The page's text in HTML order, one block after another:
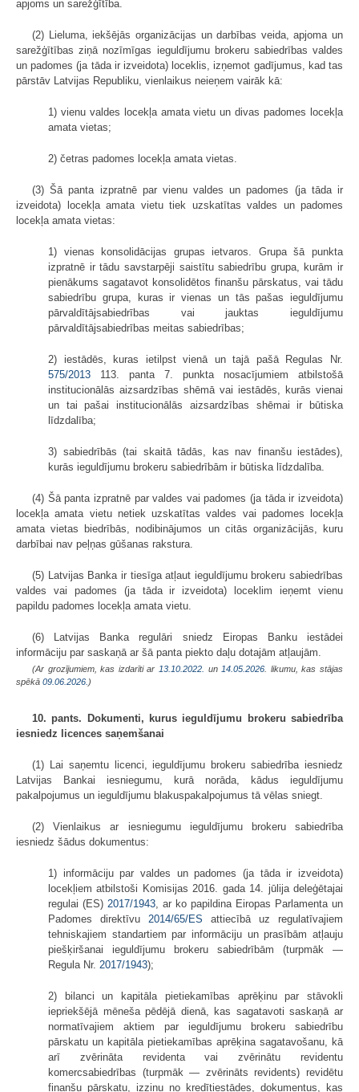
apjoms un sarežģītība.
(2) Lieluma, iekšējās organizācijas un darbības veida, apjoma un
sarežģītības ziņā nozīmīgas ieguldījumu brokeru sabiedrības valdes
un padomes (ja tāda ir izveidota) loceklis, izņemot gadījumus, kad tas
pārstāv Latvijas Republiku, vienlaikus neieņem vairāk kā:
1) vienu valdes locekļa amata vietu un divas padomes locekļa
amata vietas;
2) četras padomes locekļa amata vietas.
(3) Šā panta izpratnē par vienu valdes un padomes (ja tāda ir
izveidota) locekļa amata vietu tiek uzskatītas valdes un padomes
locekļa amata vietas:
1) vienas konsolidācijas grupas ietvaros. Grupa šā punkta
izpratnē ir tādu savstarpēji saistītu sabiedrību grupa, kurām ir
pienākums sagatavot konsolidētos finanšu pārskatus, vai tādu
sabiedrību grupa, kuras ir vienas un tās pašas ieguldījumu
pārvaldītājsabiedrības vai jauktas ieguldījumu
pārvaldītājsabiedrības meitas sabiedrības;
2) iestādēs, kuras ietilpst vienā un tajā pašā Regulas Nr.
575/2013 113. panta 7. punkta nosacījumiem atbilstošā
institucionālās aizsardzības shēmā vai iestādēs, kurās vienai
un tai pašai institucionālās aizsardzības shēmai ir būtiska
līdzdalība;
3) sabiedrībās (tai skaitā tādās, kas nav finanšu iestādes),
kurās ieguldījumu brokeru sabiedrībām ir būtiska līdzdalība.
(4) Šā panta izpratnē par valdes vai padomes (ja tāda ir izveidota)
locekļa amata vietu netiek uzskatītas valdes vai padomes locekļa
amata vietas biedrībās, nodibinājumos un citās organizācijās, kuru
darbībai nav peļņas gūšanas rakstura.
(5) Latvijas Banka ir tiesīga atļaut ieguldījumu brokeru sabiedrības
valdes vai padomes (ja tāda ir izveidota) loceklim ieņemt vienu
papildu padomes locekļa amata vietu.
(6) Latvijas Banka regulāri sniedz Eiropas Banku iestādei
informāciju par saskaņā ar šā panta piekto daļu dotajām atļaujām.
(Ar grozījumiem, kas izdarīti ar 13.10.2022. un 14.05.2026 . likumu, kas stājas
spēkā 09.06.2026. )
10. pants. Dokumenti, kurus ieguldījumu brokeru sabiedrība
iesniedz licences saņemšanai
(1) Lai saņemtu licenci, ieguldījumu brokeru sabiedrība iesniedz
Latvijas Bankai iesniegumu, kurā norāda, kādus ieguldījumu
pakalpojumus un ieguldījumu blakuspakalpojumus tā vēlas sniegt.
(2) Vienlaikus ar iesniegumu ieguldījumu brokeru sabiedrība
iesniedz šādus dokumentus:
1) informāciju par valdes un padomes (ja tāda ir izveidota)
locekļiem atbilstoši Komisijas 2016. gada 14. jūlija deleģētajai
regulai (ES) 2017/1943, ar ko papildina Eiropas Parlamenta un
Padomes direktīvu 2014/65/ES attiecībā uz regulatīvajiem
tehniskajiem standartiem par informāciju un prasībām atļauju
piešķiršanai ieguldījumu brokeru sabiedrībām (turpmāk —
Regula Nr. 2017/1943);
2) bilanci un kapitāla pietiekamības aprēķinu par stāvokli
iepriekšējā mēneša pēdējā dienā, kas sagatavoti saskaņā ar
normatīvajiem aktiem par ieguldījumu brokeru sabiedrību
pārskatu un kapitāla pietiekamības aprēķina sagatavošanu, kā
arī zvērināta revidenta vai zvērinātu revidentu
komercsabiedrības (turpmāk — zvērināts revidents) revidētu
finanšu pārskatu, izziņu no kredītiestādes, dokumentus, kas